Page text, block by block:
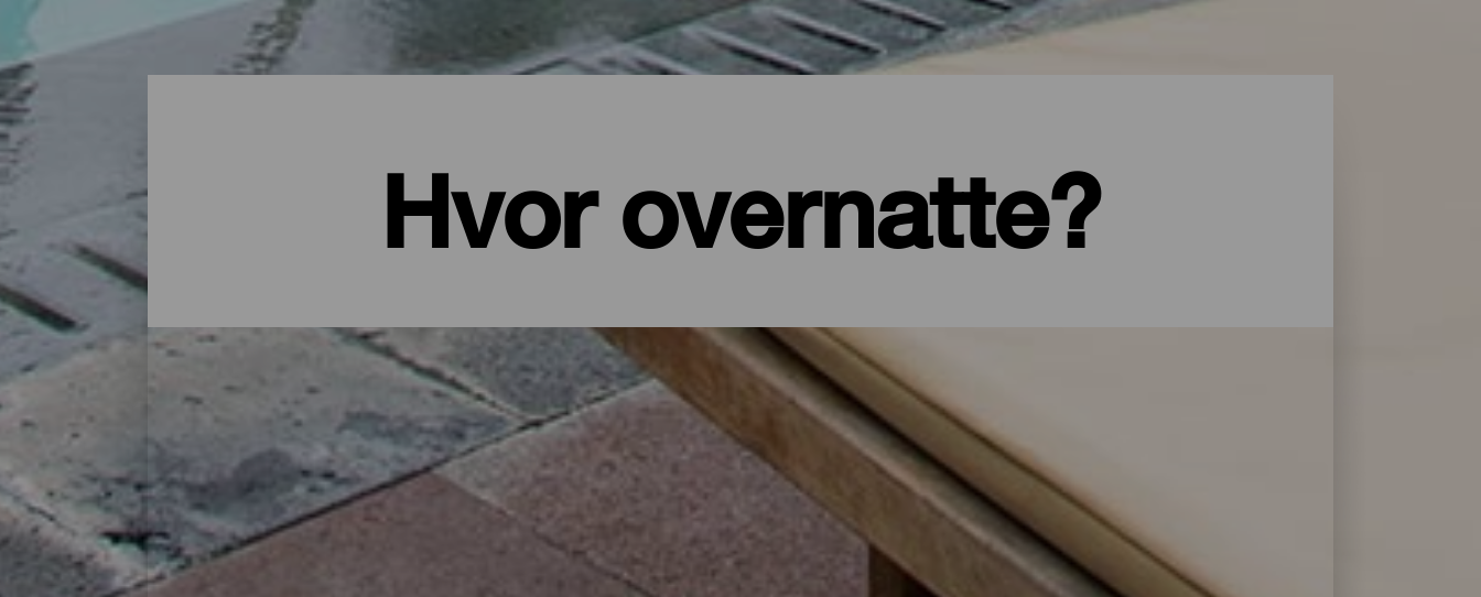
Hvor overnatte?
Overnatting i La Palma: Hoteller, leiligheter...
Et hus på landet midt i naturen, en leilighet ved sjøen eller et pittoresk hotell omgitt av natur og med alle typer service og omsorg: La Palma har et
godt utvalg bosteder for alle typer reisende på sine drøyt 700 kvadratkilometer. I dette utvalget av de beste overnattingsstedene på La Isla Bonita
finner du det perfekte stedet for deg å lade batteriene etter en dag på øya eller for å koble av fra hverdagen i flere dager.